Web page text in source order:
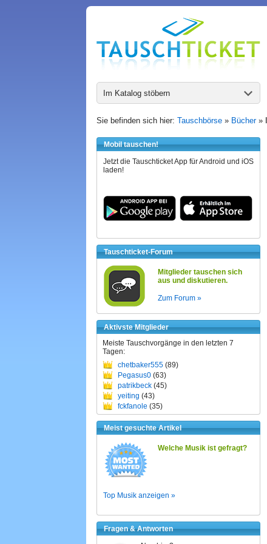
Im Katalog stöbern
Sie befinden sich hier: Tauschbörse » Bücher»
Mobil tauschen!
Jetzt die Tauschticket App für Android und iOS
laden!
Tauschticket-Forum
Mitglieder tauschen sich
aus und diskutieren.
Zum Forum »
Aktivste Mitglieder
Meiste Tauschvorgänge in den letzten 7
Tagen:
chetbaker555 (89)
Pegasus0 (63)
patrikbeck (45)
yeiting (43)
fckfanole (35)
Meist gesuchte Artikel
Welche Musik ist gefragt?
Top Musik anzeigen »
Fragen & Antworten